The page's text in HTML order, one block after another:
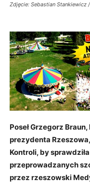
Zdjęcie: Sebastian Stankiewicz
Poseł Grzegorz
prezydenta
Kontroli, by
przeprowadzanych
przez rzeszowski